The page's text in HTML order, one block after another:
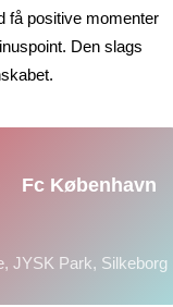
få positive momenter
Den slags
Fc København
JYSK Park, Silkeborg